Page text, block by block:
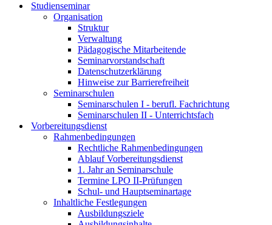
Studienseminar
Organisation
Struktur
Verwaltung
Pädagogische Mitarbeitende
Seminarvorstandschaft
Datenschutzerklärung
Hinweise zur Barrierefreiheit
Seminarschulen
Seminarschulen I - berufl. Fachrichtung
Seminarschulen II - Unterrichtsfach
Vorbereitungsdienst
Rahmenbedingungen
Rechtliche Rahmenbedingungen
Ablauf Vorbereitungsdienst
1. Jahr an Seminarschule
Termine LPO II-Prüfungen
Schul- und Hauptseminartage
Inhaltliche Festlegungen
Ausbildungsziele